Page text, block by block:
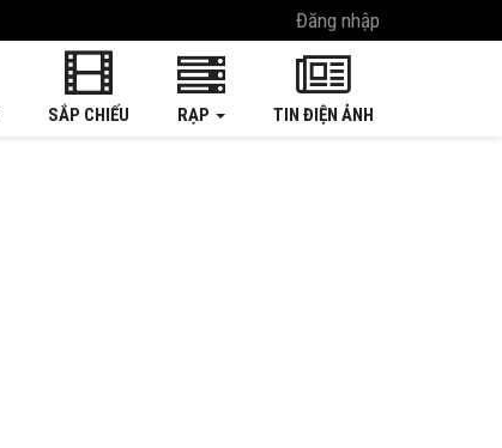
Đăng nhập
SẮP CHIẾU RẠP TIN ĐIỆN ẢNH